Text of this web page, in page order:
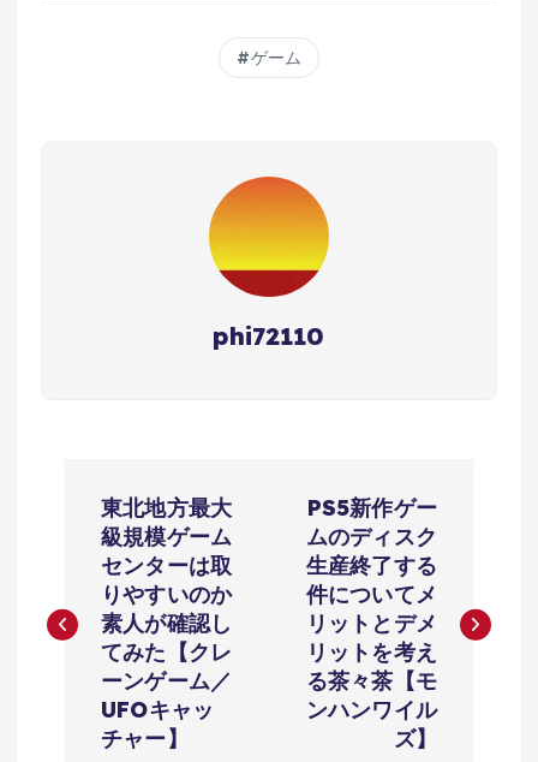
ゲーム
phi72110
ナ
東北地方最大
級規模ゲーム
センターは取
りやすいのか
素人が確認し
てみた【クレ
ーンゲーム／
UFOキャッ
チャー】
PS5新作ゲー
ムのディスク
生産終了する
件についてメ
リットとデメ
リットを考え
る茶々茶【モ
ンハンワイル
ズ】